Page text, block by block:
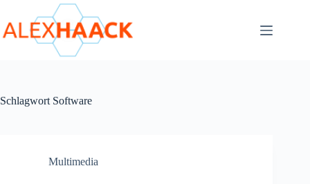
springen
Schlagwort Software
Multimedia